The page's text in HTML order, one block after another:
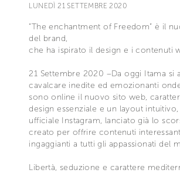
LUNEDÌ 21 SETTEMBRE 2020
“The enchantment of Freedom” è il
del brand,
che ha ispirato il design e i contenuti
21 Settembre 2020 –Da oggi Itama si
cavalcare inedite ed emozionanti
sono online il nuovo sito web,
design essenziale e un layout
ufficiale Instagram, lanciato già lo
creato per offrire contenuti
ingaggianti a tutti gli appassionati del
Libertà, seduzione e carattere